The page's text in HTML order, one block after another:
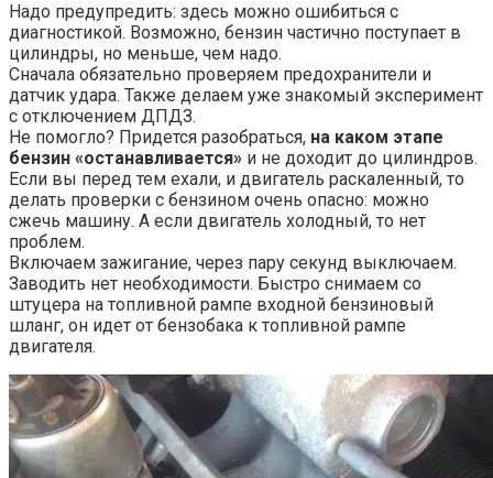
Надо предупредить: здесь можно ошибиться с
диагностикой. Возможно, бензин частично поступает в
цилиндры, но меньше, чем надо.
Сначала обязательно проверяем предохранители и
датчик удара. Также делаем уже знакомый эксперимент
с отключением ДПДЗ.
Не помогло? Придется разобраться, на каком этапе
бензин «останавливается» и не доходит до цилиндров.
Если вы перед тем ехали, и двигатель раскаленный, то
делать проверки с бензином очень опасно: можно
сжечь машину. А если двигатель холодный, то нет
проблем.
Включаем зажигание, через пару секунд выключаем.
Заводить нет необходимости. Быстро снимаем со
штуцера на топливной рампе входной бензиновый
шланг, он идет от бензобака к топливной рампе
двигателя.